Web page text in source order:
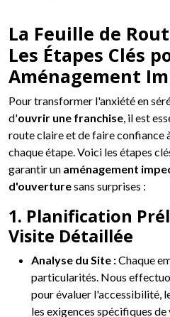
La Feuille de
Les Étapes Clés
Aménagement
Pour transformer l'anxiété en
d'ouvrir une franchise , il est
route claire et de faire confiance
chaque étape. Voici les étapes
garantir un aménagement
d'ouverturesans surprises :
1. Planification
Visite Détaillée
Analyse du Site :Chaque
particularités. Nous
pour évaluer l'accessibilité,
les exigences spécifiques